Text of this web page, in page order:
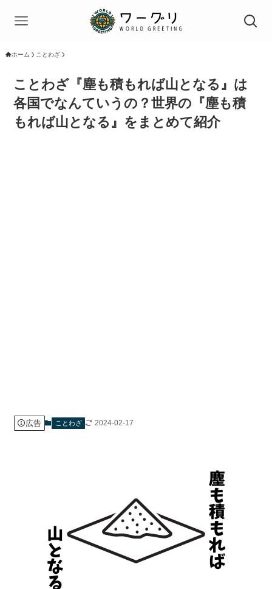
ホーム ことわざ
ことわざ『塵も積もれば山となる』は
各国でなんていうの？世界の『塵も積
もれば山となる』をまとめて紹介
広告 ことわざ 2024-02-17